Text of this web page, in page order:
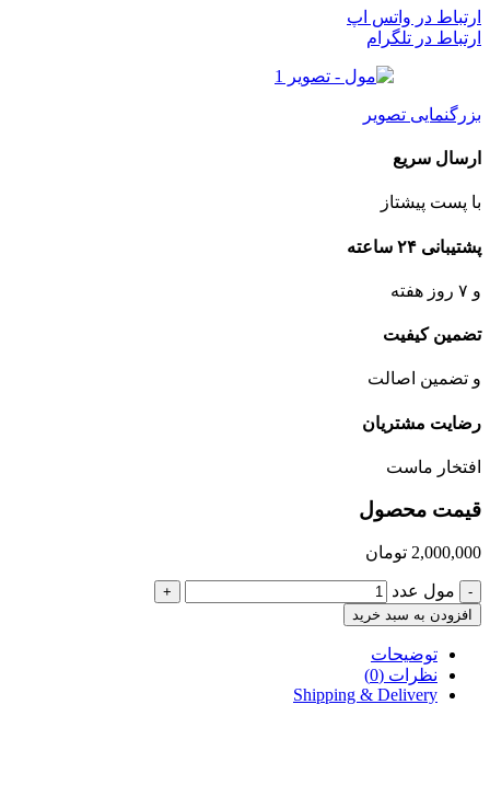
ارتباط در واتس اپ
ارتباط در تلگرام
بزرگنمایی تصویر
ارسال سریع
با پست پیشتاز
پشتیبانی ۲۴ ساعته
و ۷ روز هفته
تضمین کیفیت
و تضمین اصالت
رضایت مشتریان
افتخار ماست
قیمت محصول
2,000,000 تومان
- مول عدد
+
افزودن به سبد خرید
توضیحات
نظرات (0)
Shipping & Delivery